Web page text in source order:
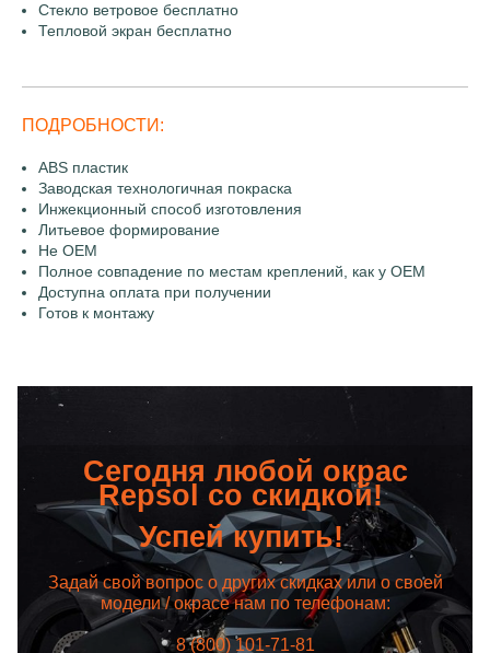
Стекло ветровое бесплатно
Тепловой экран бесплатно
ПОДРОБНОСТИ:
ABS пластик
Заводская технологичная покраска
Инжекционный способ изготовления
Литьевое формирование
Не OEM
Полное совпадение по местам креплений, как у OEM
Доступна оплата при получении
Готов к монтажу
Сегодня любой окрас
Repsol со скидкой!
Успей купить!
Задай свой вопрос о других скидках или о своей
модели / окрасе нам по телефонам:
8 (800) 101-71-81